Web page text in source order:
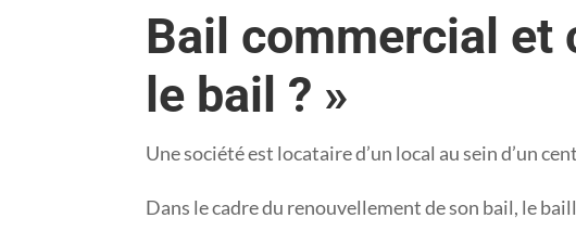
Bail commercial et
le bail ? »
Une société est locataire d’un local au sein d’un
Dans le cadre du renouvellement de son bail, le